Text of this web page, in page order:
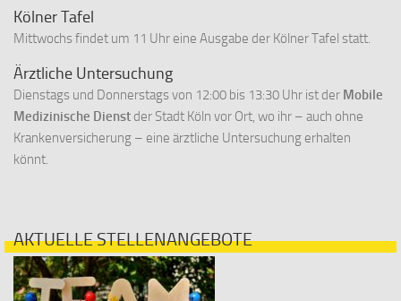
Kölner Tafel
Mittwochs findet um 11 Uhr eine Ausgabe der Kölner Tafel statt.
Ärztliche Untersuchung
Dienstags und Donnerstags von 12:00 bis 13:30 Uhr ist der Mobile
Medizinische Dienst der Stadt Köln vor Ort, wo ihr – auch ohne
Krankenversicherung – eine ärztliche Untersuchung erhalten
könnt.
AKTUELLE STELLENANGEBOTE